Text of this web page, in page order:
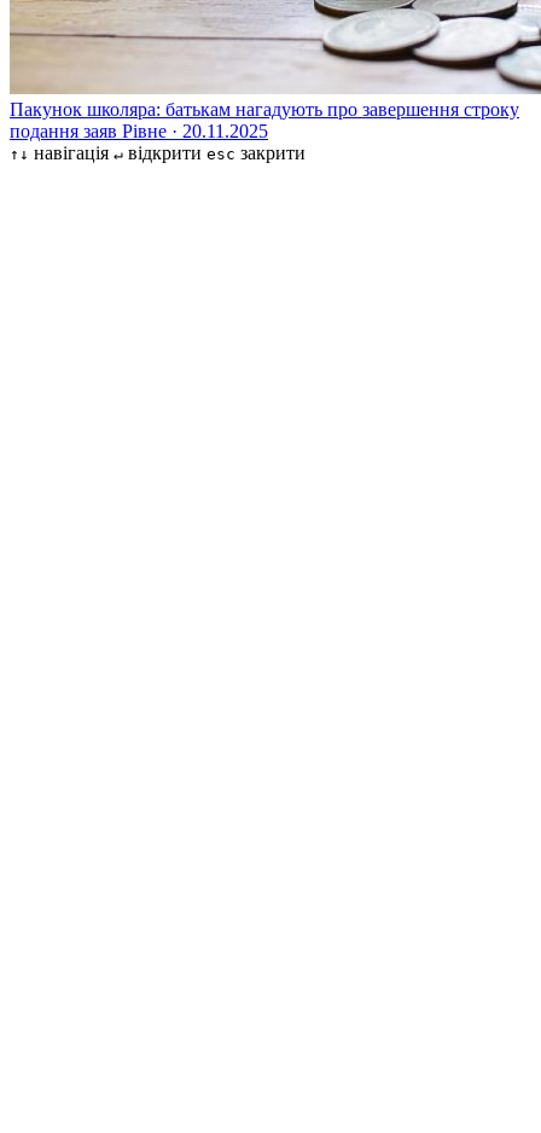
Пакунок школяра: батькам нагадують про завершення строку
подання заяв Рівне · 20.11.2025
↑↓ навігація ↵ відкрити esc закрити